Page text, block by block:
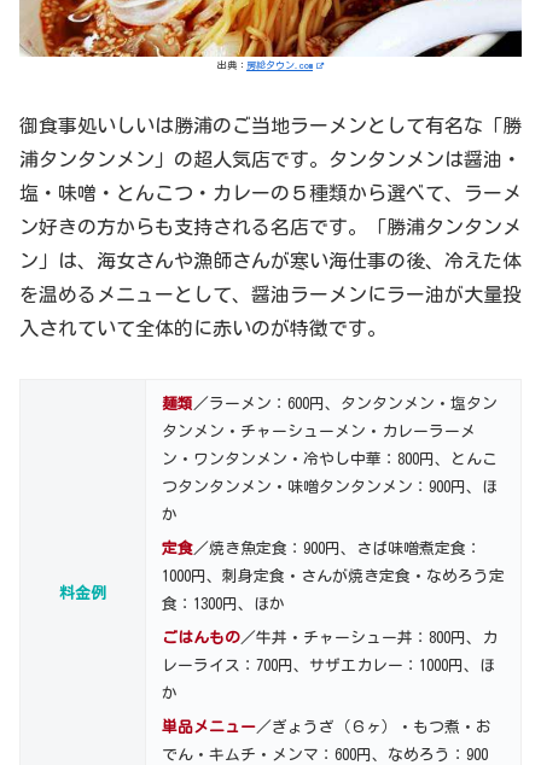
出典： 房総タウン.com
御食事処いしいは勝浦のご当地ラーメンとして有名な「勝
浦タンタンメン」の超人気店です。タンタンメンは醤油・
塩・味噌・とんこつ・カレーの５種類から選べて、ラーメ
ン好きの方からも支持される名店です。「勝浦タンタンメ
ン」は、海女さんや漁師さんが寒い海仕事の後、冷えた体
を温めるメニューとして、醤油ラーメンにラー油が大量投
入されていて全体的に赤いのが特徴です。
料金例
麺類 ／ラーメン：600円、タンタンメン・塩タン
タンメン・チャーシューメン・カレーラーメ
ン・ワンタンメン・冷やし中華：800円、とんこ
つタンタンメン・味噌タンタンメン：900円、ほ
か
定食／焼き魚定食：900円、さば味噌煮定食：
1000円、刺身定食・さんが焼き定食・なめろう定
食：1300円、ほか
ごはんもの／牛丼・チャーシュー丼：800円、カ
レーライス：700円、サザエカレー：1000円、ほ
か
単品メニュー／ぎょうざ（６ヶ）・もつ煮・お
でん・キムチ・メンマ：600円、なめろう：900